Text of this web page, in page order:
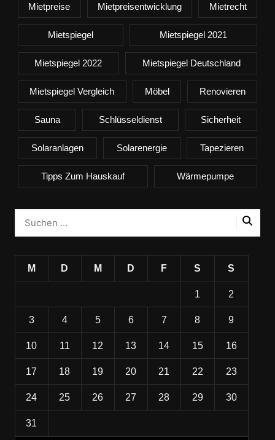
Mietpreise Mietpreisentwicklung Mietrecht
Mietspiegel Mietspiegel 2021
Mietspiegel 2022 Mietspiegel Deutschland
Mietspiegel Vergleich Möbel Renovieren
Sauna Schlüsseldienst Sicherheit
Solaranlagen Solarenergie Tapezieren
Tipps Zum Hauskauf Wärmepumpe
M D M D F S S
1 2
3 4 5 6 7 8 9
10 11 12 13 14 15 16
17 18 19 20 21 22 23
24 25 26 27 28 29 30
31